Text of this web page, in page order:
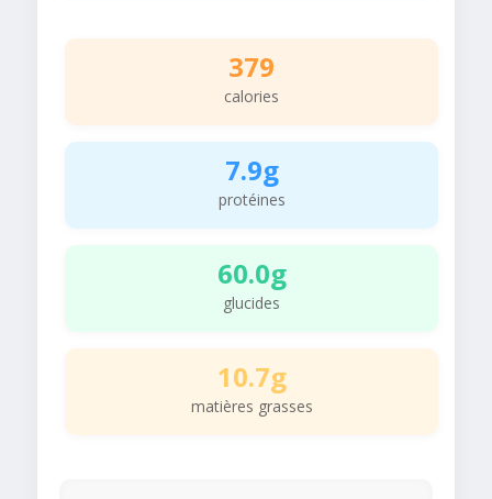
379
calories
7.9g
protéines
60.0g
glucides
10.7g
matières grasses